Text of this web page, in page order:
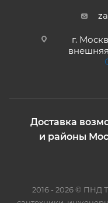
г.
Доставка
и районы
2016 - 2026 © ПНД